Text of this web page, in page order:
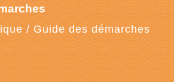
/ Guide des démarches